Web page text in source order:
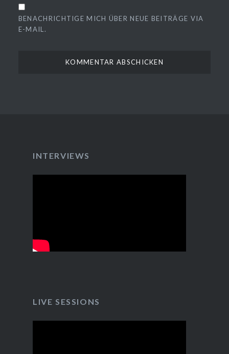
BENACHRICHTIGE MICH ÜBER NEUE BEITRÄGE VIA
E-MAIL.
INTERVIEWS
LIVE SESSIONS